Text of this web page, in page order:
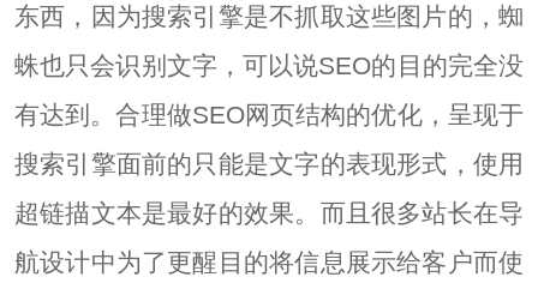
东西，因为搜索引擎是不抓取这些图片的，蜘
蛛也只会识别文字，可以说SEO的目的完全没
有达到。合理做SEO网页结构的优化，呈现于
搜索引擎面前的只能是文字的表现形式，使用
超链描文本是最好的效果。而且很多站长在导
航设计中为了更醒目的将信息展示给客户而使